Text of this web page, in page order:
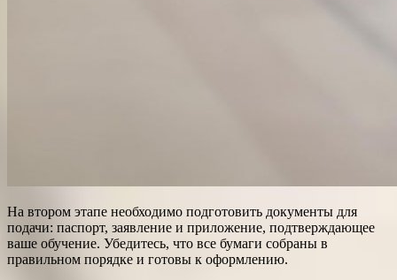
На втором этапе необходимо подготовить документы для
подачи: паспорт, заявление и приложение, подтверждающее
ваше обучение. Убедитесь, что все бумаги собраны в
правильном порядке и готовы к оформлению.